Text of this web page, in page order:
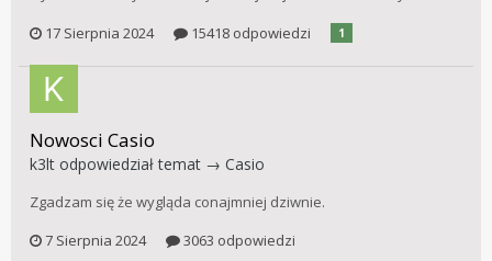
17 Sierpnia 2024
15418 odpowiedzi 1
Nowosci Casio
k3lt odpowiedział temat → Casio
Zgadzam się że wygląda conajmniej dziwnie.
7 Sierpnia 2024
3063 odpowiedzi